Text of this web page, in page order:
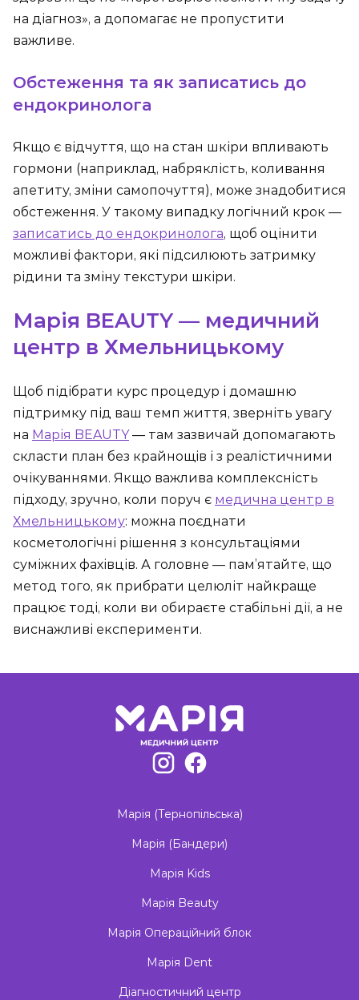
на діагноз», а допомагає не пропустити
важливе.
Обстеження та як записатись до
ендокринолога
Якщо є відчуття, що на стан шкіри впливають
гормони (наприклад, набряклість, коливання
апетиту, зміни самопочуття), може знадобитися
обстеження. У такому випадку логічний крок —
записатись до ендокринолога, щоб оцінити
можливі фактори, які підсилюють затримку
рідини та зміну текстури шкіри.
Марія BEAUTY — медичний
центр в Хмельницькому
Щоб підібрати курс процедур і домашню
підтримку під ваш темп життя, зверніть увагу
на Марія BEAUTY— там зазвичай допомагають
скласти план без крайнощів і з реалістичними
очікуваннями. Якщо важлива комплексність
підходу, зручно, коли поруч є медична центр в
Хмельницькому: можна поєднати
косметологічні рішення з консультаціями
суміжних фахівців. А головне — пам’ятайте, що
метод того, як прибрати целюліт найкраще
працює тоді, коли ви обираєте стабільні дії, а не
виснажливі експерименти.
Марія (Тернопільська)
Марія (Бандери)
Марія Kids
Марія Beauty
Марія Операційний блок
Марія Dent
Діагностичний центр